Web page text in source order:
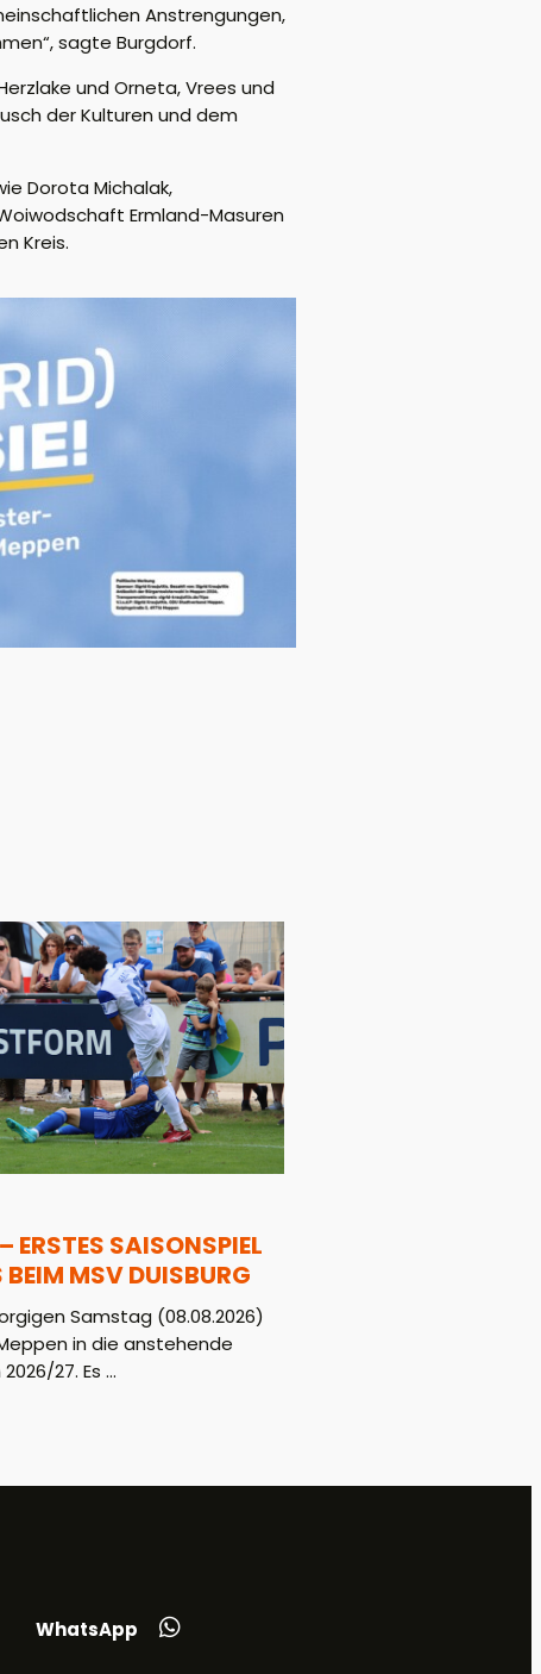
Anstrengungen,
sagte Burgdorf.
und Orneta,Vrees und
der Kulturen und dem
Dorota Michalak,
Ermland-Masuren
Kreis.
ERSTES SAISONSPIEL
MSV DUISBURG
Samstag (08.08.2026)
in die anstehende
27. Es ...
WhatsApp